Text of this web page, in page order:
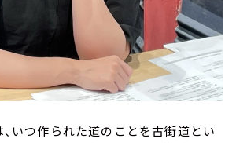
、いつ作られた道のことを古街道とい